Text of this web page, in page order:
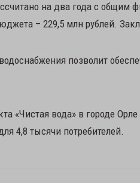
на два года с общим
– 229,5 млн рублей.
позволит
«Чистая вода» в городе
4,8 тысячи потребителей.